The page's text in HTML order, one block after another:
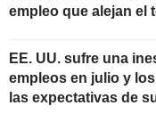
empleo que alejan el
EE. UU. sufre una
empleos en julio y
las expectativas de